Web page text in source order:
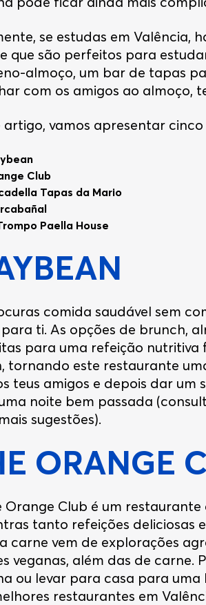
se estudas em Valência,
que são perfeitos para
almoço, um bar de tapas
com os amigos ao almoço,
artigo, vamos apresentar
Club
Tapas da Mario
Paella House
comida saudável sem
ti. As opções de brunch,
para uma refeição nutritiva
tornando este restaurante
teus amigos e depois dar um
noite bem passada
sugestões).
ORANGE
Orange Club é um
tanto refeições deliciosas
carne vem de explorações
veganas, além das de carne.
ou levar para casa para
restaurantes em